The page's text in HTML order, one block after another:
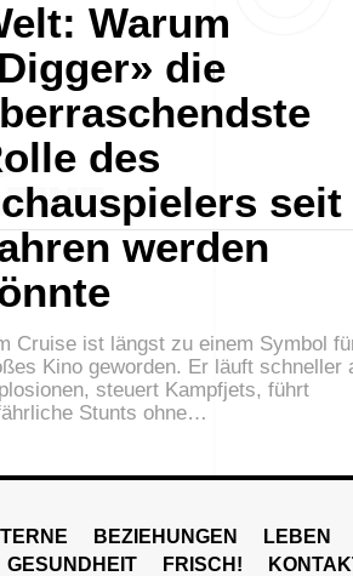
Warum
die
des
seit
werden
Cruise ist längst zu einem Symbol
Kino geworden. Er läuft schneller
steuert Kampfjets, führt
Stunts ohne…
BEZIEHUNGEN
LEBEN
GESUNDHEIT
FRISCH!